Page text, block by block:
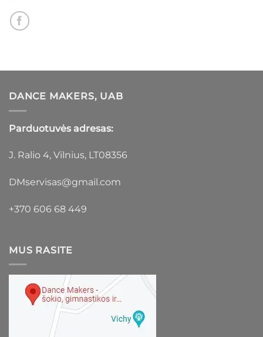
DANCE MAKERS, UAB
Parduotuvės adresas:
J. Ralio 4, Vilnius, LT08356
DMservisas@gmail.com
+370 606 68 449
MUS RASITE